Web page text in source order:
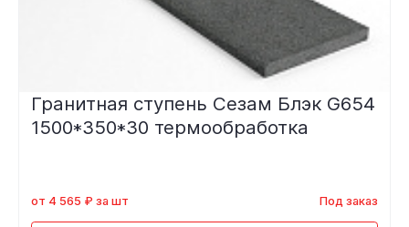
Гранитная ступень Сезам Блэк G654
1500*350*30 термообработка
от 4 565 ₽ за шт Под заказ